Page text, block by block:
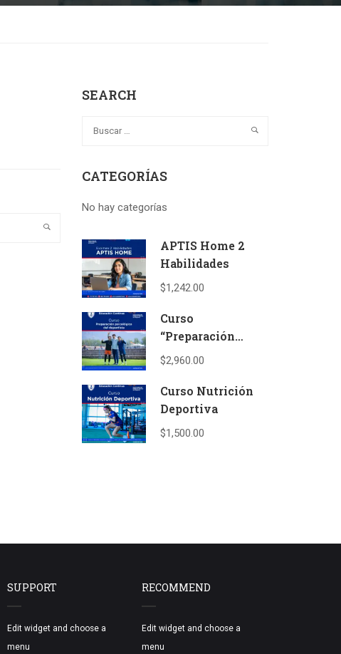
SEARCH
CATEGORÍAS
No hay categorías
APTIS Home 2
Habilidades
$1,242.00
Curso
“Preparación
psicológica del
UIC)
$2,960.00
Curso Nutrición
Deportiva
$1,500.00
SUPPORT
Edit widget and choose a
menu
RECOMMEND
Edit widget and choose a
menu